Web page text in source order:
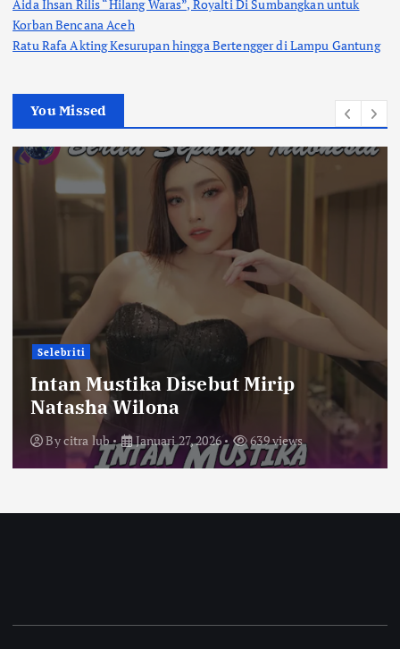
Aida Ihsan Rilis “Hilang Waras”, Royalti Di Sumbangkan untuk
Korban Bencana Aceh
Ratu Rafa Akting Kesurupan hingga Bertengger di Lampu Gantung
You Missed
Selebriti
Intan Mustika Disebut Mirip
Natasha Wilona
Bycitra lub Januari 27, 2026 639 views